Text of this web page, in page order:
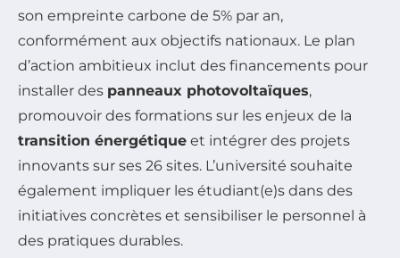
son empreinte carbone de 5% par an,
conformément aux objectifs nationaux. Le plan
d’action ambitieux inclut des financements pour
installer des panneaux photovoltaïques,
promouvoir des formations sur les enjeux de la
transition énergétique et intégrer des projets
innovants sur ses 26 sites. L’université souhaite
également impliquer les étudiant(e)s dans des
initiatives concrètes et sensibiliser le personnel à
des pratiques durables.